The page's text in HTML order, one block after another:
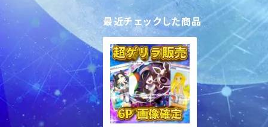
最近チェックした商品